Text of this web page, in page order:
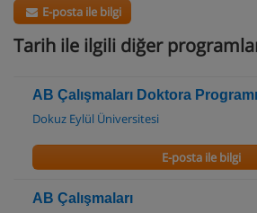
E-posta ile bilgi
Tarih ile ilgili diğer
AB Çalışmaları Doktora Programı
Dokuz Eylül Üniversitesi
E-posta ile bilgi
AB Çalışmaları